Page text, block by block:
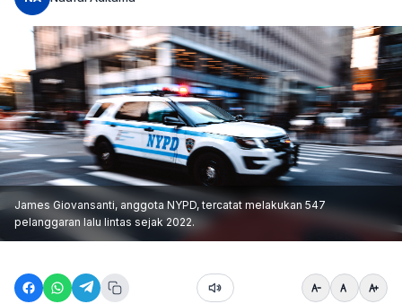
James Giovansanti, anggota NYPD, tercatat melakukan 547
pelanggaran lalu lintas sejak 2022.